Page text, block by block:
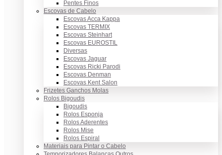
Pentes Finos
Escovas de Cabelo
Escovas Acca Kappa
Escovas TERMIX
Escovas Steinhart
Escovas EUROSTIL
Diversas
Escovas Jaguar
Escovas Ricki Parodi
Escovas Denman
Escovas Kent Salon
Frizetes Ganchos Molas
Rolos Bigoudis
Bigoudis
Rolos Esponja
Rolos Aderentes
Rolos Mise
Rolos Espiral
Materiais para Pintar o Cabelo